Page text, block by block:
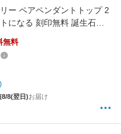
ー ペアペンダントトップ 2
になる 刻印無料 誕生石入
ート 2個セット シルバー
ーン別売 ペンダントヘッド
シー | カップル 夫婦 プレ
】
無料
8/8(翌日)お届け